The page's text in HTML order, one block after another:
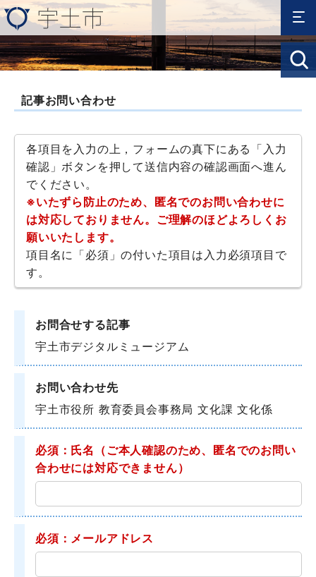
記事お問い合わせ
各項目を入力の上，フォームの真下にある「入力
確認」ボタンを押して送信内容の確認画面へ進ん
でください。
※いたずら防止のため、匿名でのお問い合わせに
は対応しておりません。ご理解のほどよろしくお
願いいたします。
項目名に「必須」の付いた項目は入力必須項目で
す。
お問合せする記事
宇土市デジタルミュージアム
お問い合わせ先
宇土市役所 教育委員会事務局 文化課 文化係
必須：氏名
（ご本人確認のため、匿名でのお問い
合わせには対応できません）
必須：メールアドレス